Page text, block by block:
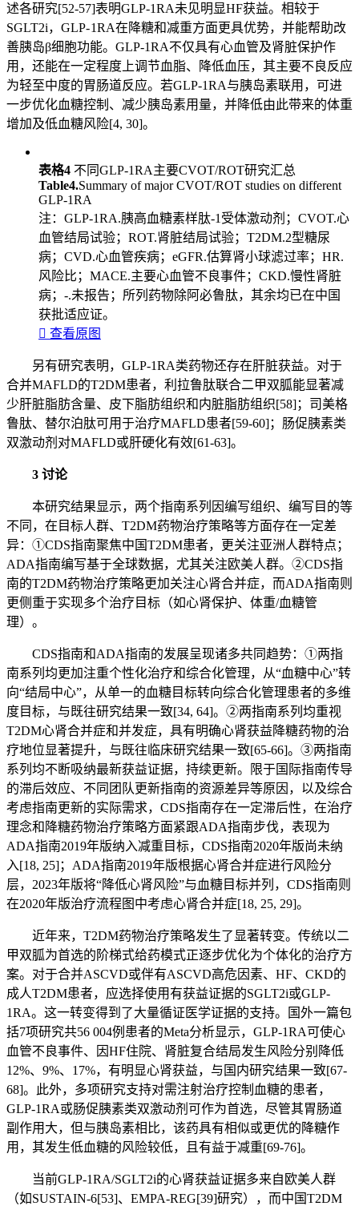
述各研究[52-57]表明GLP-1RA未见明显HF获益。相较于
SGLT2i，GLP- 1RA在降糖和减重方面更具优势，并能帮助改
善胰岛β细胞功能。GLP-1RA不仅具有心血管及肾脏保护作
用，还能在一定程度上调节血脂、降低血压，其主要不良反应
为轻至中度的胃肠道反应。若GLP-1RA与胰岛素联用，可进
一步优化血糖控制、减少胰岛素用量，并降低由此带来的体重
增加及低血糖风险[4, 30]。
表格4 不同GLP-1RA主要CVOT/ROT研究汇总
Table4.Summary of major CVOT/ROT studies on different
GLP-1RA
注：GLP-1RA.胰高血糖素样肽-1受体激动剂；CVOT.心
血管结局试验；ROT.肾脏结局试验；T2DM.2型糖尿
病；CVD.心血管疾病；eGFR.估算肾小球滤过率；HR.
风险比；MACE.主要心血管不良事件；CKD.慢性肾脏
病；-.未报告；所列药物除阿必鲁肽，其余均已在中国
获批适应证。
 查看原图
另有研究表明，GLP-1RA类药物还存在肝脏获益。对于
合并MAFLD的T2DM患者，利拉鲁肽联合二甲双胍能显著减
少肝脏脂肪含量、皮下脂肪组织和内脏脂肪组织[58]；司美格
鲁肽、替尔泊肽可用于治疗MAFLD患者[59-60]；肠促胰素类
双激动剂对MAFLD或肝硬化有效[61-63]。
3 讨论
本研究结果显示，两个指南系列因编写组织、编写目的等
不同，在目标人群、T2DM药物治疗策略等方面存在一定差
异：①CDS指南聚焦中国T2DM患者，更关注亚洲人群特点；
ADA指南编写基于全球数据，尤其关注欧美人群。②CDS指
南的T2DM药物治疗策略更加关注心肾合并症，而ADA指南则
更侧重于实现多个治疗目标（如心肾保护、体重/血糖管
理）。
CDS指南和ADA指南的发展呈现诸多共同趋势：①两指
南系列均更加注重个性化治疗和综合化管理，从“血糖中心”转
向“结局中心”，从单一的血糖目标转向综合化管理患者的多维
度目标，与既往研究结果一致[34, 64]。②两指南系列均重视
T2DM心肾合并症和并发症，具有明确心肾获益降糖药物的治
疗地位显著提升，与既往临床研究结果一致[65-66]。③两指南
系列均不断吸纳最新获益证据，持续更新。限于国际指南传导
的滞后效应、不同团队更新指南的资源差异等原因，以及综合
考虑指南更新的实际需求，CDS指南存在一定滞后性，在治疗
理念和降糖药物治疗策略方面紧跟ADA指南步伐，表现为
ADA指南2019年版纳入减重目标，CDS指南2020年版尚未纳
入[18, 25]；ADA指南2019年版根据心肾合并症进行风险分
层，2023年版将“降低心肾风险”与血糖目标并列，CDS指南则
在2020年版治疗流程图中考虑心肾合并症[18, 25, 29]。
近年来，T2DM药物治疗策略发生了显著转变。传统以二
甲双胍为首选的阶梯式给药模式正逐步优化为个体化的治疗方
案。对于合并ASCVD或伴有ASCVD高危因素、HF、CKD的
成人T2DM患者，应选择使用有获益证据的SGLT2i或GLP-
1RA。这一转变得到了大量循证医学证据的支持。国外一篇包
括7项研究共56 004例患者的Meta分析显示，GLP-1RA可使心
血管不良事件、因HF住院、肾脏复合结局发生风险分别降低
12%、9%、17%，有明显心肾获益，与国内研究结果一致[67-
68]。此外，多项研究支持对需注射治疗控制血糖的患者，
GLP-1RA或肠促胰素类双激动剂可作为首选，尽管其胃肠道
副作用大，但与胰岛素相比，该药具有相似或更优的降糖作
用，其发生低血糖的风险较低，且有益于减重[69-76]。
当前GLP-1RA/SGLT2i的心肾获益证据多来自欧美人群
（如SUSTAIN-6[53]、EMPA-REG[39]研究），而中国T2DM